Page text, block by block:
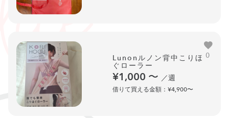
Lunonルノン背中こりほ
ぐローラー
¥1,000 〜 ／週
借りて買える金額：¥4,900〜
0